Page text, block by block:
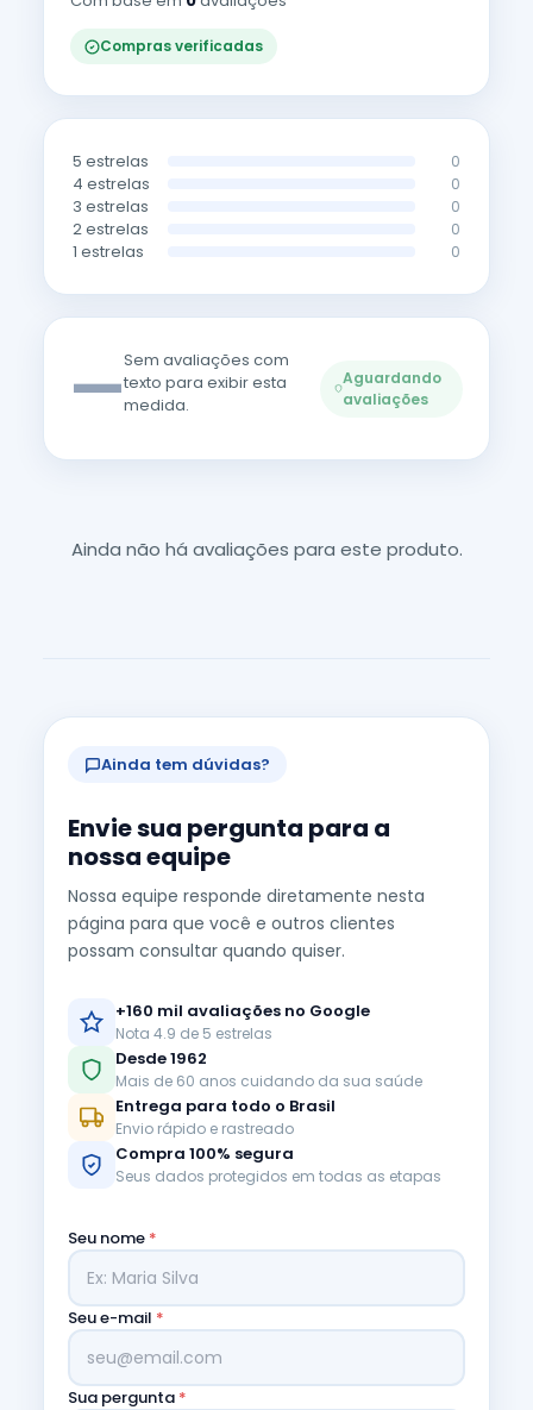
Compras verificadas
5 estrelas 0
4 estrelas 0
3 estrelas 0
2 estrelas 0
1 estrelas 0
—Sem avaliações com
texto para exibir esta
medida.
Aguardando
avaliações
Ainda não há avaliações para este produto.
Ainda tem dúvidas?
Envie sua pergunta para a
nossa equipe
Nossa equipe responde diretamente nesta
página para que você e outros clientes
possam consultar quando quiser.
+160 mil avaliações no Google
Nota 4.9 de 5 estrelas
Desde 1962
Mais de 60 anos cuidando da sua saúde
Entrega para todo o Brasil
Envio rápido e rastreado
Compra 100% segura
Seus dados protegidos em todas as etapas
Seu nome *
Seu e-mail *
Sua pergunta *